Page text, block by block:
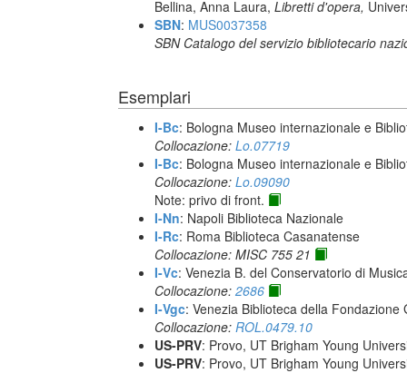
Bellina, Anna Laura, Libretti d'opera,
SBN: MUS0037358
SBN Catalogo del servizio bibliotecario
Esemplari
I-Bc: Bologna Museo internazionale e
Collocazione: Lo.07719
I-Bc: Bologna Museo internazionale e
Collocazione: Lo.09090
Note: privo di front.
I-Nn: Napoli Biblioteca Nazionale
I-Rc: Roma Biblioteca Casanatense
Collocazione: MISC 755 21
I-Vc: Venezia B. del Conservatorio di
Collocazione: 2686
I-Vgc: Venezia Biblioteca della Fondazione
Collocazione: ROL.0479.10
US-PRV: Provo, UT Brigham Young
US-PRV: Provo, UT Brigham Young